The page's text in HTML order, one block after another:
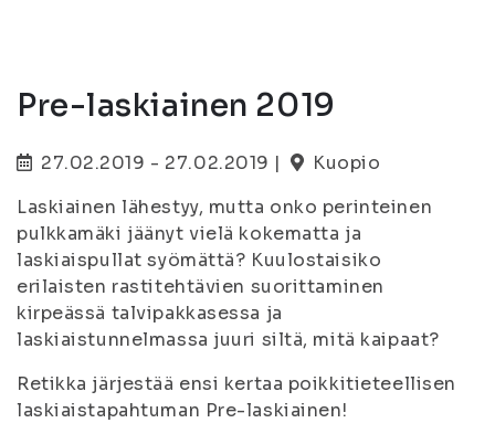
Pre-laskiainen 2019
27.02.2019 - 27.02.2019 |
Kuopio
Laskiainen lähestyy, mutta onko perinteinen
pulkkamäki jäänyt vielä kokematta ja
laskiaispullat syömättä? Kuulostaisiko
erilaisten rastitehtävien suorittaminen
kirpeässä talvipakkasessa ja
laskiaistunnelmassa juuri siltä, mitä kaipaat?
Retikka järjestää ensi kertaa poikkitieteellisen
laskiaistapahtuman Pre-laskiainen!